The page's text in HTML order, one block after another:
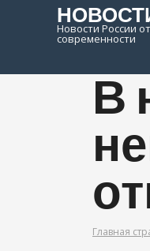
Новости России
современности
В
Главная